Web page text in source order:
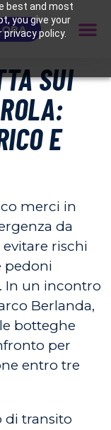
best and most
you give your
policy.
SUI
E
merci in
da
evitare rischi
pedoni
In un incontro
Berlanda,
botteghe
per
entro tre
di transito